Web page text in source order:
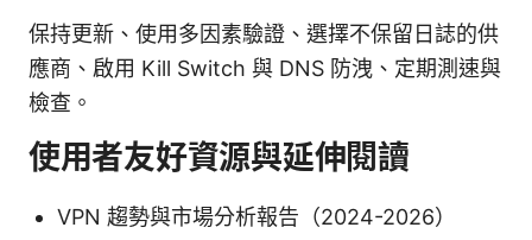
保持更新、使用多因素驗證、選擇不保留日誌的供
應商、啟用 Kill Switch 與 DNS 防洩、定期測速與
檢查。
使用者友好資源與延伸閱讀
VPN 趨勢與市場分析報告（2024-2026）